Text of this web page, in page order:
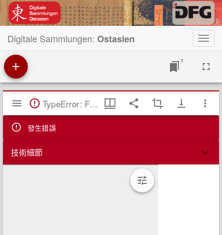
Digitale Sammlungen: Ostasien
1
Mirador
覽
TypeError: Failed to fetch
發生錯誤
技術細節